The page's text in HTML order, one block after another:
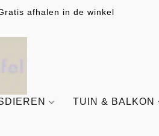
afhalen in de winkel
TUIN & BALKON